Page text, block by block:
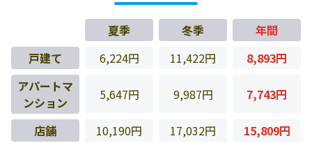
夏季 冬季
年間
戸建て
6,224円 11,422円
8,893円
アパートマ
ンション
5,647円 9,987円 7,743円
店舗 10,190円 17,032円 15,809円